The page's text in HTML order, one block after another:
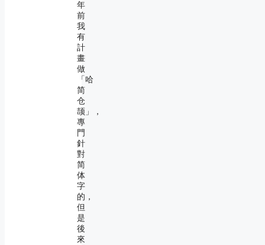
年
前
我
有
計
畫
做
「哈
简
仓
颉」，
專
門
針
對
简
体
字
的，
但
是
後
來